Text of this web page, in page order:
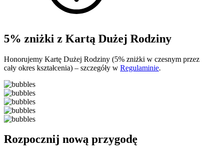
5% zniżki z Kartą Dużej Rodziny
Honorujemy Kartę Dużej Rodziny (5% zniżki w czesnym przez
cały okres kształcenia) – szczegóły w Regulaminie.
Rozpocznij nową przygodę